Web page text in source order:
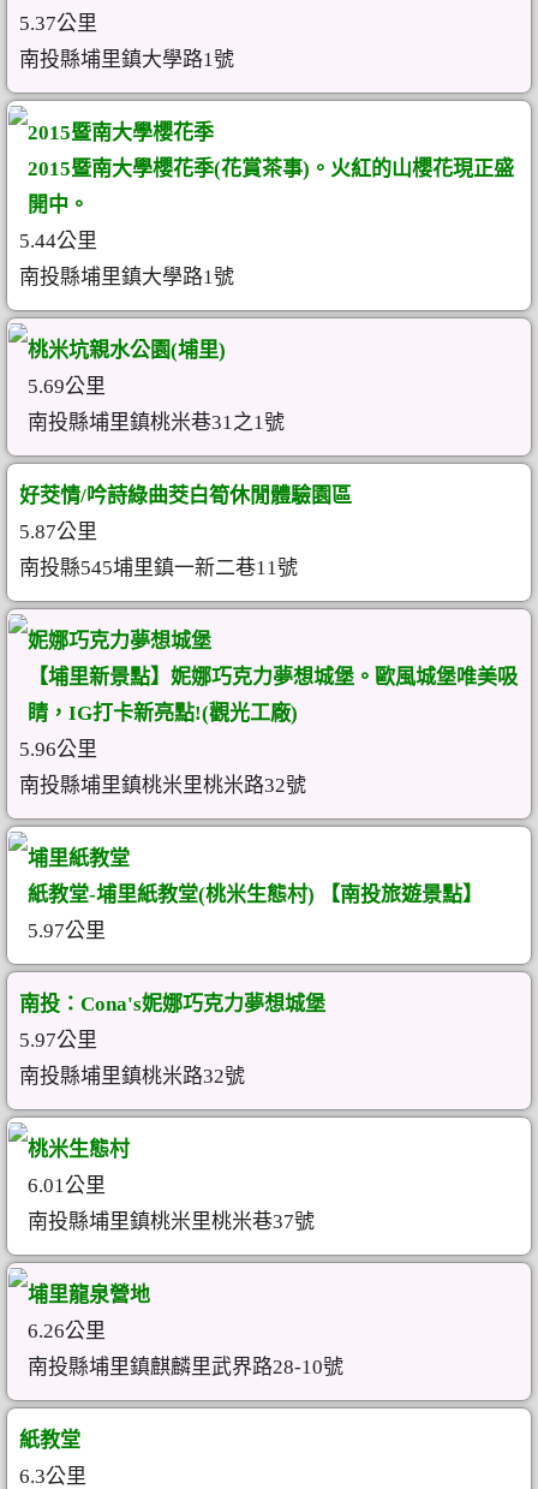
5.37公里
南投縣埔里鎮大學路1號
2015暨南大學櫻花季
2015暨南大學櫻花季(花賞茶事)。火紅的山櫻花現正盛
開中。
5.44公里
南投縣埔里鎮大學路1號
桃米坑親水公園(埔里)
5.69公里
南投縣埔里鎮桃米巷31之1號
好茭情/吟詩綠曲茭白筍休閒體驗園區
5.87公里
南投縣545埔里鎮一新二巷11號
妮娜巧克力夢想城堡
【埔里新景點】妮娜巧克力夢想城堡。歐風城堡唯美吸
睛，IG打卡新亮點!(觀光工廠)
5.96公里
南投縣埔里鎮桃米里桃米路32號
埔里紙教堂
紙教堂-埔里紙教堂(桃米生態村) 【南投旅遊景點】
5.97公里
南投：Cona's妮娜巧克力夢想城堡
5.97公里
南投縣埔里鎮桃米路32號
桃米生態村
6.01公里
南投縣埔里鎮桃米里桃米巷37號
埔里龍泉營地
6.26公里
南投縣埔里鎮麒麟里武界路28-10號
紙教堂
6.3公里